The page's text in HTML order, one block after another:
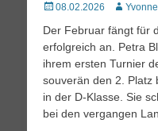
Posted
08.02.2026 Autor
Der Februar fängt für
erfolgreich an. Petra
ihrem ersten Turnier
souverän den 2. Platz
in der D-Klasse. Sie
bei den vergangen